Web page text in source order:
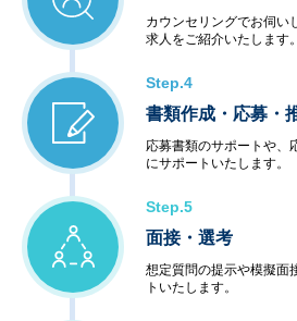
カウンセリングでお伺い
求人をご紹介いたします。
Step.4
書類作成・応募・
応募書類のサポートや、
にサポートいたします。
Step.5
面接・選考
想定質問の提示や模擬面
トいたします。